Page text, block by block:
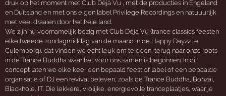
druk op het moment met Club Déjà Vu , met de producties in Engeland
en Duitsland en met ons eigen label Privilege Recordings en natuuurlijk
met veel draaien door het hele land.
We zijn nu voornamelijk bezig met Club Déjà Vu (trance classics feesten
elke tweede zondagmiddag van de maand in de Happy Dayzz te
Culemborg), dat vinden we echt leuk om te doen, terug naar onze roots
in de Trance Buddha waar het voor ons samen is begonnen. In dit
concept laten we elke keer een bepaald feest of label of een bepaalde
organisatie of DJ een revival beleven, zoals de Trance Buddha, Bonzai,
Blackhole, IT. Die lekkere, vrolijke, energievolle tranceplaatjes, waar je